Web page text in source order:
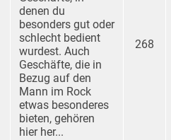
denen du
besonders gut oder
schlecht bedient
wurdest. Auch
Geschäfte, die in
Bezug auf den
Mann im Rock
etwas besonderes
bieten, gehören
hier her...
268